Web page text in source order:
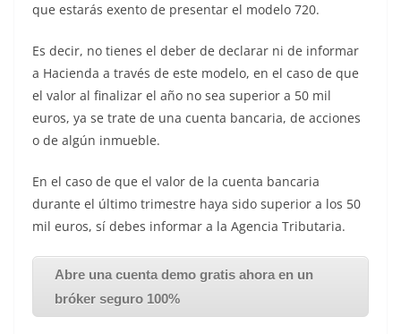
que estarás exento de presentar el modelo 720.
Es decir, no tienes el deber de declarar ni de informar
a Hacienda a través de este modelo, en el caso de que
el valor al finalizar el año no sea superior a 50 mil
euros, ya se trate de una cuenta bancaria, de acciones
o de algún inmueble.
En el caso de que el valor de la cuenta bancaria
durante el último trimestre haya sido superior a los 50
mil euros, sí debes informar a la Agencia Tributaria.
Abre una cuenta demo gratis ahora en un
bróker seguro 100%